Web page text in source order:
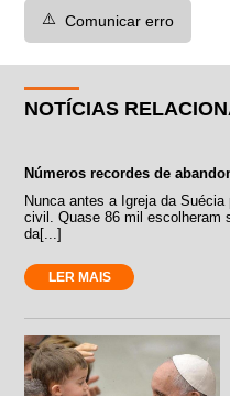
⚠️ Comunicar erro
NOTÍCIAS
Números recordes de
Nunca antes a Igreja da
civil. Quase 86 mil escolheram
da[...]
LER MAIS